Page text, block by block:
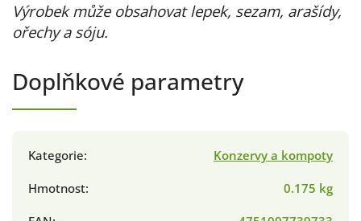
Výrobek může obsahovat lepek, sezam, arašídy,
ořechy a sóju.
Doplňkové parametry
Kategorie:
Konzervy a kompoty
Hmotnost:
0.175 kg